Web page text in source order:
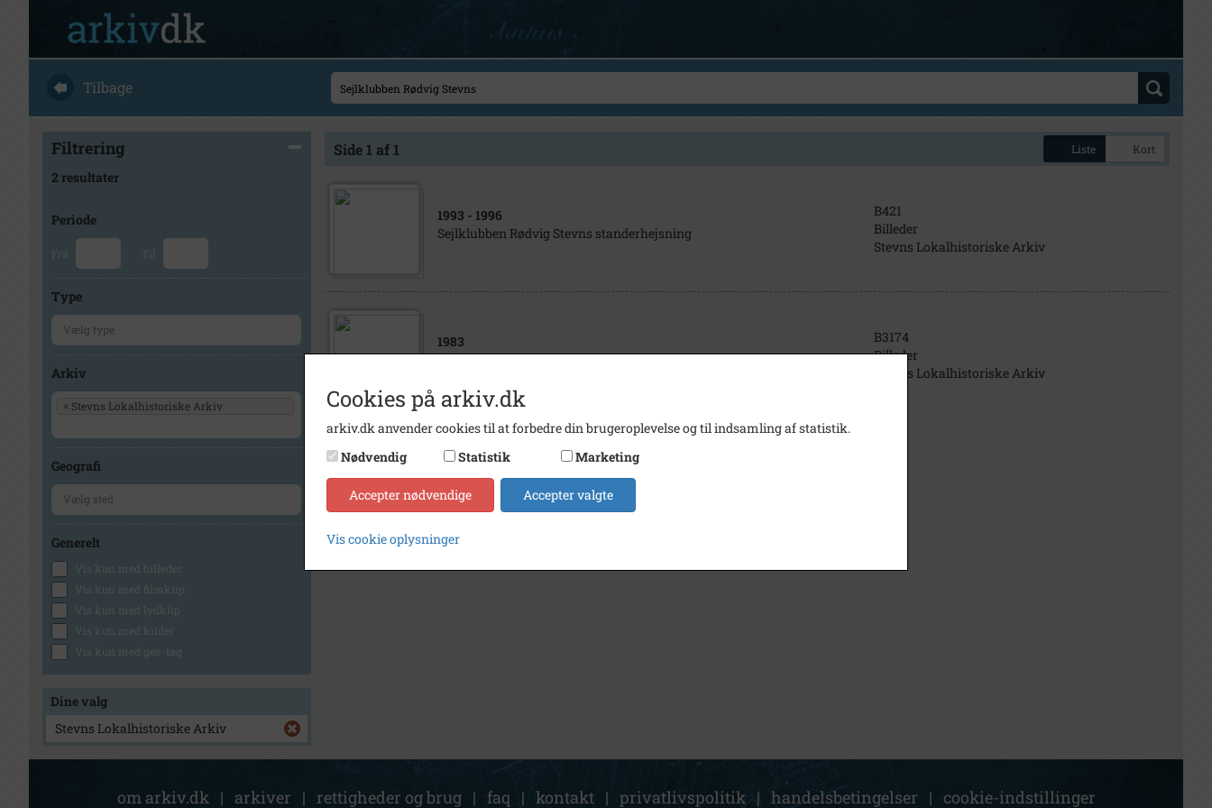
Tilbage
Filtrering
2 resultater
Periode
Fra Til
Type
Arkiv
× Stevns Lokalhistoriske Arkiv
Geografi
Generelt
Vis kun med billeder
Vis kun med filmklip
Vis kun med lydklip
Vis kun med kilder
Vis kun med geo-tag
Dine valg
Stevns Lokalhistoriske Arkiv
Side 1 af 1 Liste Kort
1993 - 1996
Sejlklubben Rødvig Stevns standerhejsning
B421
Billeder
Stevns Lokalhistoriske Arkiv
1983
Havnefest i Rødvig
B3174
Billeder
Stevns Lokalhistoriske Arkiv
1
om arkiv.dk | arkiver | rettigheder og brug | faq | kontakt | privatlivspolitik | handelsbetingelser | cookie-indstillinger
Cookies på arkiv.dk
arkiv.dk anvender cookies til at forbedre din brugeroplevelse og til indsamling af statistik.
Nødvendig
Statistik Marketing
Accepter nødvendige Accepter valgte
Vis cookie oplysninger